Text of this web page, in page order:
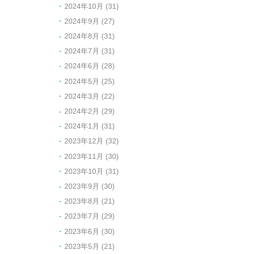
2024年10月 (31)
2024年9月 (27)
2024年8月 (31)
2024年7月 (31)
2024年6月 (28)
2024年5月 (25)
2024年3月 (22)
2024年2月 (29)
2024年1月 (31)
2023年12月 (32)
2023年11月 (30)
2023年10月 (31)
2023年9月 (30)
2023年8月 (21)
2023年7月 (29)
2023年6月 (30)
2023年5月 (21)